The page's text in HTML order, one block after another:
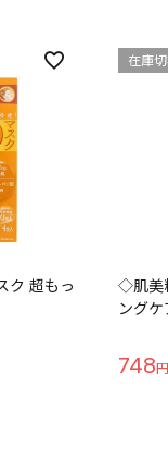
ク 超もっ
◇肌美
ング
748
在庫